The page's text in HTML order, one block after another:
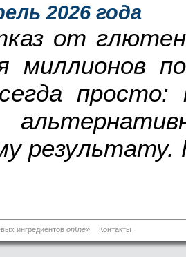
2026 года
от
миллионов
просто:
результату.
ингредиентов online» Контакты